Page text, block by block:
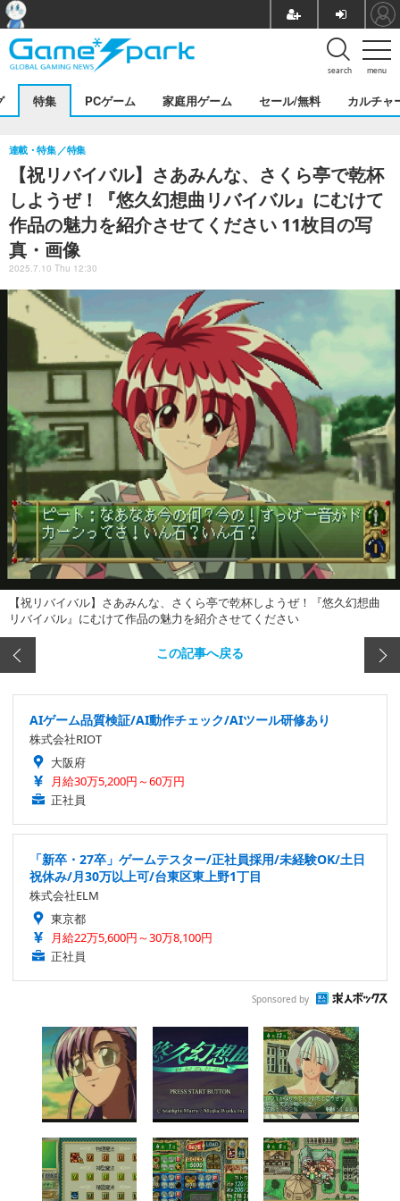
menu
search
特集 PCゲーム 家庭用ゲーム セール/無料 カルチャ
【祝リバイバル】さあみんな、さくら亭で乾杯
しようぜ！『悠久幻想曲リバイバル』にむけて
作品の魅力を紹介させてください 11枚目の写
真・画像
連載・特集 特集
2025.7.10 Thu 12:30
【祝リバイバル】さあみんな、さくら亭で乾杯しようぜ！『悠久幻想曲
リバイバル』にむけて作品の魅力を紹介させてください
この記事へ戻る
AIゲーム品質検証/AI動作チェック/AIツール研修あり
株式会社RIOT
大阪府
月給30万5,200円～60万円
正社員
「新卒・27卒」ゲームテスター/正社員採用/未経験OK/土日
祝休み/月30万以上可/台東区東上野1丁目
株式会社ELM
東京都
月給22万5,600円～30万8,100円
正社員
Sponsored by